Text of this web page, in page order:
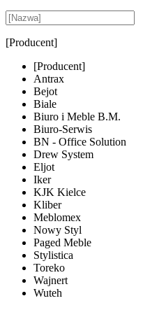
[Producent]
[Producent]
Antrax
Bejot
Biale
Biuro i Meble B.M.
Biuro-Serwis
BN - Office Solution
Drew System
Eljot
Iker
KJK Kielce
Kliber
Meblomex
Nowy Styl
Paged Meble
Stylistica
Toreko
Wajnert
Wuteh